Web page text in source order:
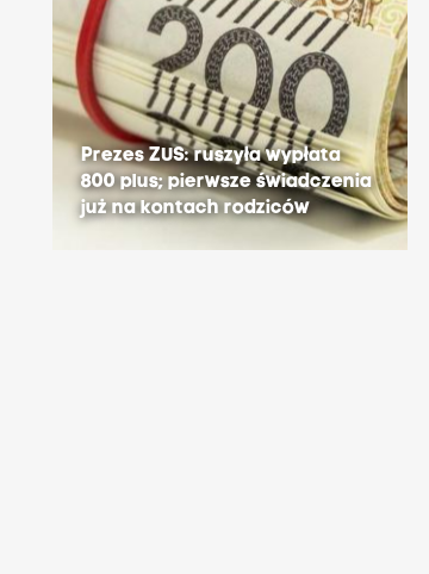
Prezes ZUS: ruszyła wypłata
800 plus; pierwsze świadczenia
już na kontach rodziców